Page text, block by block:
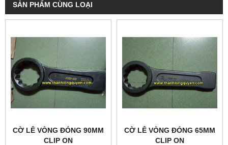
SẢN PHẨM CÙNG LOẠI
CỜ LÊ VÒNG ĐÓNG 90MM
CLIP ON
CỜ LÊ VÒNG ĐÓNG 65MM
CLIP ON